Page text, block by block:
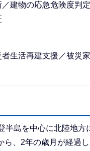
建物の応急危険度判
生活再建支援／被災
半島を中心に北陸地方
、2年の歳月が経過し